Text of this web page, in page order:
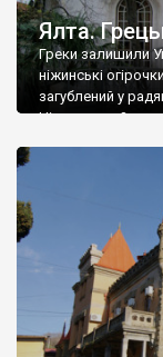
Ялта.
Греки залишили
ніжинські
загублений у
Ніжин греки?